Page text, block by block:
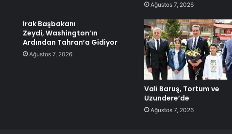
Ağustos 7, 2026
Irak Başbakanı
Zeydi, Washington’ın
Ardından Tahran’a Gidiyor
Ağustos 7, 2026
Vali Baruş, Tortum ve
Uzundere’de
Ağustos 7, 2026